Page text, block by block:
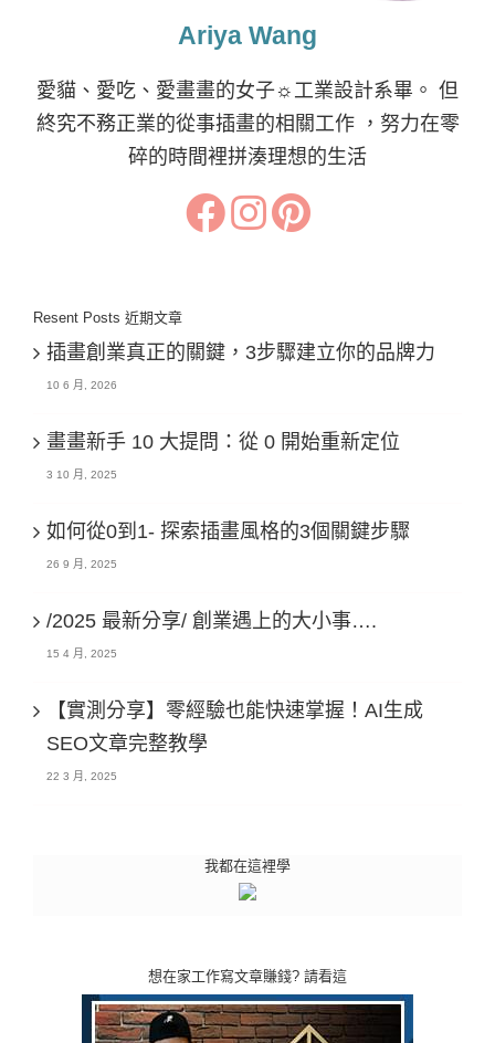
Ariya Wang
愛貓、愛吃、愛畫畫的女子☼工業設計系畢。 但
終究不務正業的從事插畫的相關工作 ，努力在零
碎的時間裡拼湊理想的生活
Resent Posts 近期文章
插畫創業真正的關鍵，3步驟建立你的品牌力
10 6 月, 2026
畫畫新手 10 大提問：從 0 開始重新定位
3 10 月, 2025
如何從0到1- 探索插畫風格的3個關鍵步驟
26 9 月, 2025
/2025 最新分享/ 創業遇上的大小事….
15 4 月, 2025
【實測分享】零經驗也能快速掌握！AI生成
SEO文章完整教學
22 3 月, 2025
我都在這裡學
想在家工作寫文章賺錢? 請看這